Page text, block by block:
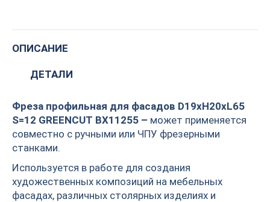
ОПИСАНИЕ
ДЕТАЛИ
Фреза профильная для фасадов D19xH20xL65
S=12 GREENCUT BX11255 – может применяется
совместно с ручными или ЧПУ фрезерными
станками.
Используется в работе для создания
художественных композиций на мебельных
фасадах, различных столярных изделиях и